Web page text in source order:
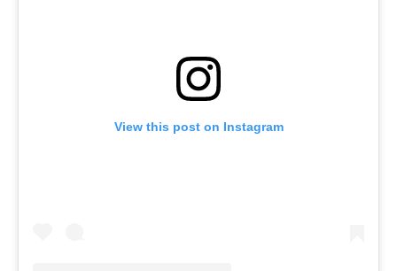
View this post on Instagram